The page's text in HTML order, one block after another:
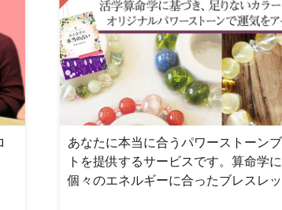
あなたに本当に合うパワーストーン
トを提供するサービスです。算命学に
個々のエネルギーに合ったブレスレ